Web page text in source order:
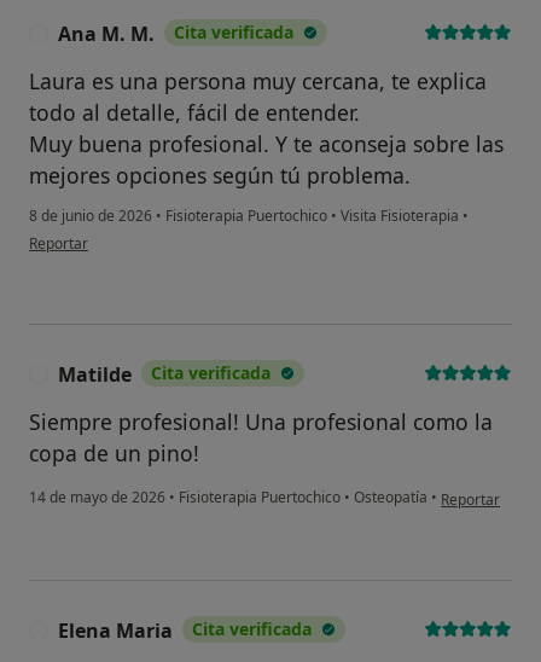
Ana M. M. Cita verificada
Laura es una persona muy cercana, te explica
todo al detalle, fácil de entender.
Muy buena profesional. Y te aconseja sobre las
mejores opciones según tú problema.
8 de junio de 2026 • Fisioterapia Puertochico • Visita Fisioterapia •
en opinión del usuario Ana M. M.
Reportar
Matilde Cita verificada
Siempre profesional! Una profesional como la
copa de un pino!
14 de mayo de 2026 • Fisioterapia Puertochico • Osteopatía • en opinión
Reportar
Elena Maria Cita verificada